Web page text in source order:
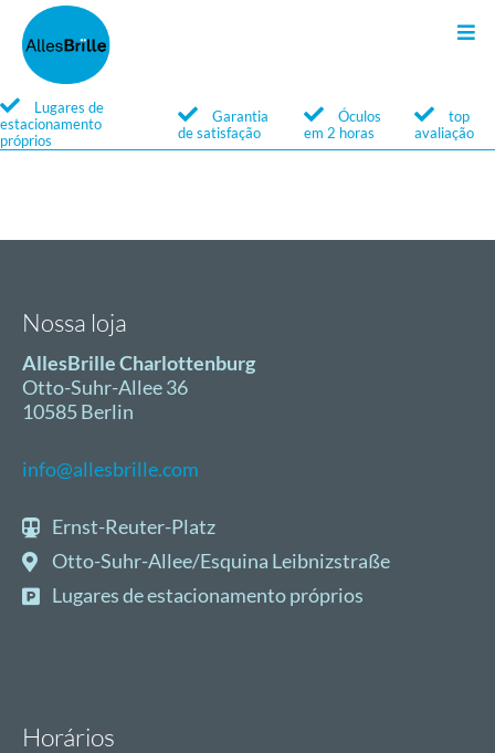
Lugares de
estacionamento
próprios
Garantia
de satisfação
Óculos
em 2 horas
top
avaliação
Nossa loja
AllesBrille Charlottenburg
Otto-Suhr-Allee 36
10585 Berlin
info@allesbrille.com
Ernst-Reuter-Platz
Otto-Suhr-Allee/Esquina Leibnizstraße
Lugaresdeestacionamentopróprios
Horários
Serviços